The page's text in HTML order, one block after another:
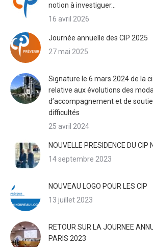
notion à investiguer…
16 avril 2026
Journée annuelle des CIP 2025
27 mai 2025
Signature le 6 mars 2024 de la
relative aux évolutions des
d’accompagnement et de
difficultés
25 avril 2024
NOUVELLE PRESIDENCE DU CIP
14 septembre 2023
NOUVEAU LOGO POUR LES CIP
13 juillet 2023
RETOUR SUR LA JOURNEE
PARIS 2023